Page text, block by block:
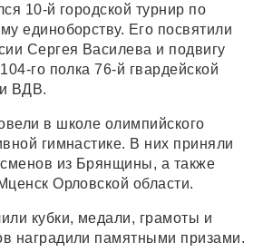
10-й городской турнир по
единоборству. Его посвятили
Сергея Василева и подвигу
го полка 76-й гвардейской
ВДВ.
в школе олимпийского
гимнастике. В них приняли
из Брянщины, а также
Орловской области.
кубки, медали, грамоты и
наградили памятными призами.